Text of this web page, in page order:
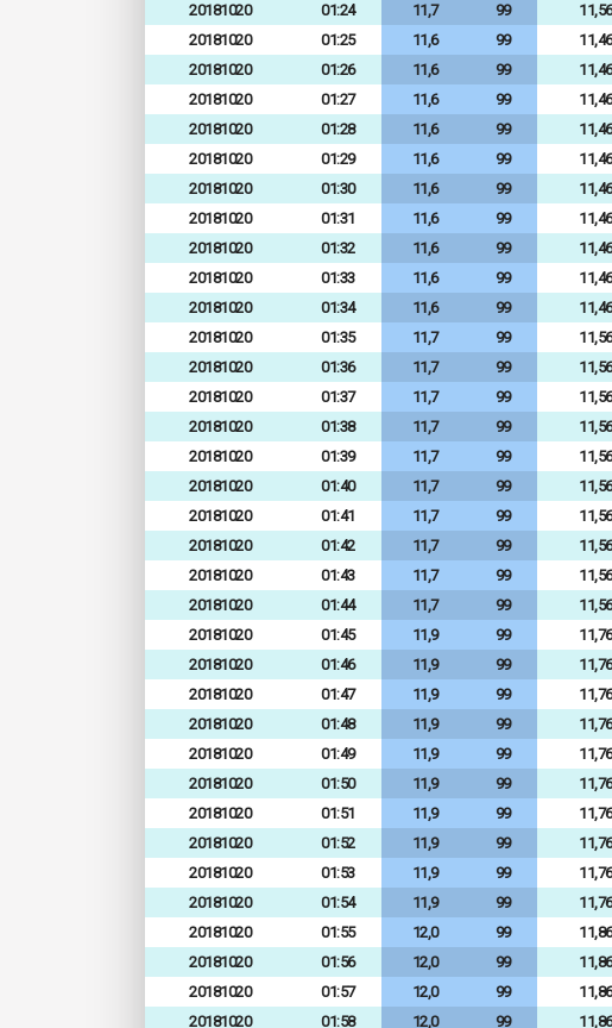
20181020
01:24 11,7 99
20181020
01:25 11,6 99
20181020
01:26 11,6 99
20181020
01:27 11,6 99
20181020
01:28 11,6 99
20181020
01:29 11,6 99
20181020
01:30 11,6 99
20181020
01:31 11,6 99
20181020
01:32 11,6 99
20181020
01:33 11,6 99
20181020
01:34 11,6 99
20181020
01:35 11,7 99
20181020
01:36 11,7 99
20181020
01:37 11,7 99
20181020
01:38 11,7 99
20181020
01:39 11,7 99
20181020
01:40 11,7 99
20181020
01:41 11,7 99
20181020
01:42 11,7 99
20181020
01:43 11,7 99
20181020
01:44 11,7 99
20181020
01:45 11,9 99
20181020
01:46 11,9 99
20181020
01:47 11,9 99
20181020
01:48 11,9 99
20181020
01:49 11,9 99
20181020
01:50 11,9 99
20181020
01:51 11,9 99
20181020
01:52 11,9 99
20181020
01:53 11,9 99
20181020
01:54 11,9 99
20181020
01:55 12,0 99
20181020
01:56 12,0 99
20181020
01:57 12,0 99
20181020
01:58 12,0 99